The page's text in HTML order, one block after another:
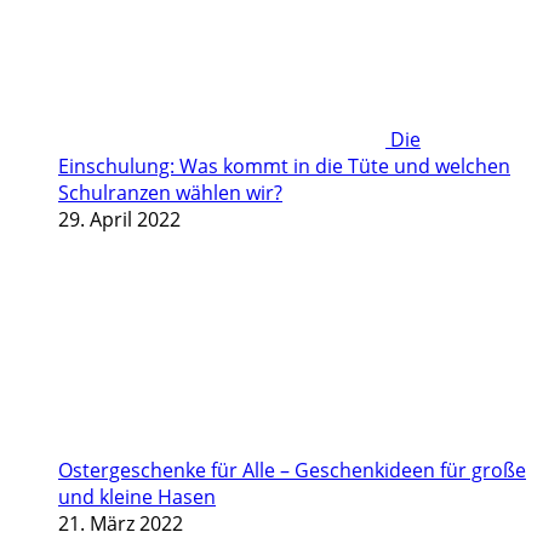
Die
Einschulung: Was kommt in die Tüte und welchen
Schulranzen wählen wir?
29. April 2022
Ostergeschenke für Alle – Geschenkideen für große
und kleine Hasen
21. März 2022